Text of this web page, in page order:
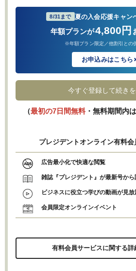
8/31まで 夏の入会応援キャン
年額プランが4,800円
※年額プラン限定／他割引との
お申込みはこちら
今すぐ登録して続き
（最初の7日間無料・無料期間内
プレジデントオンライン有料
広告最小化で快適な閲覧
雑誌『プレジデント』が最新号から
ビジネスに役立つ学びの動画が見放
会員限定オンラインイベント
有料会員サービスに関する詳